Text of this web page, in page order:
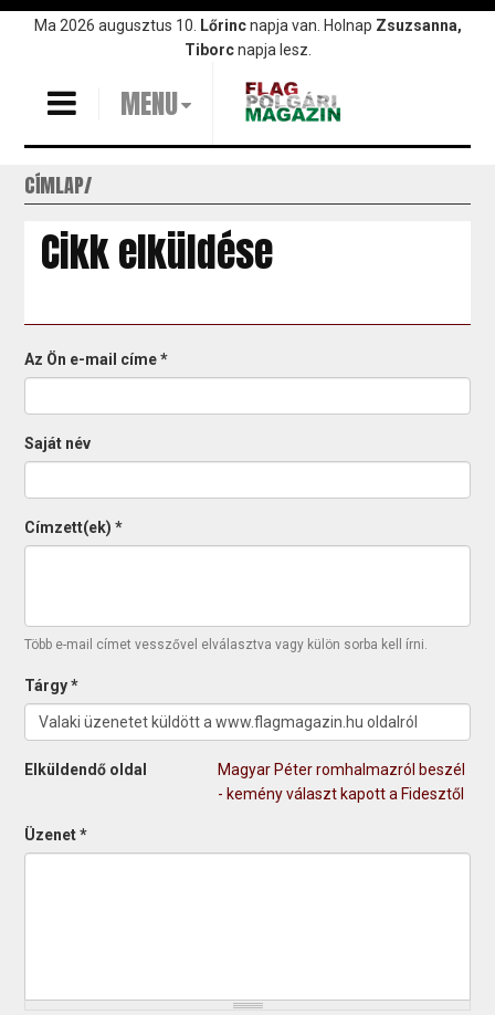
UgrásMa 2026 augusztus 10. Lőrincnapja van. Holnap Zsuzsanna,
Tiborcnapja lesz.
MENU
CÍMLAP
Cikk elküldése
Az Ön e-mail címe*
Saját név
Címzett(ek)*
Több e-mail címet vesszővel elválasztva vagy külön sorba kell írni.
Tárgy*
Elküldendő oldal
Magyar Péter romhalmazról beszél
- kemény választ kapott a Fidesztől
Üzenet*